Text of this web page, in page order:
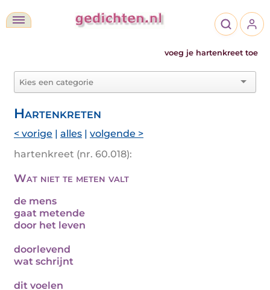
voeg je hartenkreet toe
Hartenkreten
< vorige | alles | volgende >
hartenkreet (nr. 60.018):
Wat niet te meten valt
de mens
gaat metende
door het leven
doorlevend
wat schrijnt
dit voelen